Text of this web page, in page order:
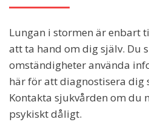
Lungan i stormen är enbart
att ta hand om dig själv. Du
omständigheter använda
här för att diagnostisera dig
Kontakta sjukvården om du
psykiskt dåligt.